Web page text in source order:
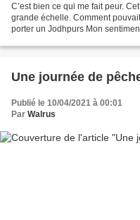
C’est bien ce qui me fait peur.
grande échelle. Comment
porter un Jodhpurs Mon
Une journée de
Publié le 10/04/2021 à 00:01
Par Walrus